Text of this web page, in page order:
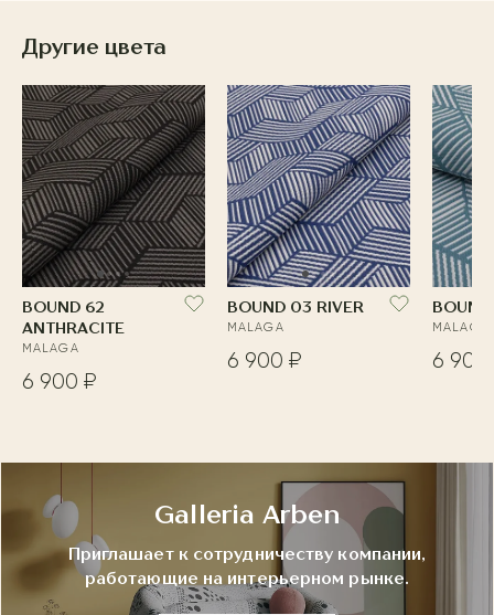
Другие цвета
BOUND 62
ANTHRACITE
MALAGA
6 900 ₽
BOUND 03 RIVER
MALAGA
6 900 ₽
MALAGA
6 900
Galleria Arben
Приглашает к сотрудничеству компании,
работающие на интерьерном рынке.